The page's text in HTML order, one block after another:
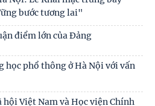
“Nền kinh tế độc lập, tự chủ:
chủ Nhân dân
bước tương lai"